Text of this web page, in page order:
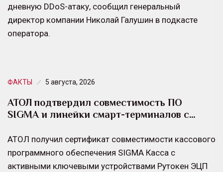
дневную DDoS-атаку, сообщил генеральный
директор компании Николай Галушин в подкасте
оператора.
ФАКТЫ 5 августа, 2026
АТОЛ подтвердил совместимость ПО
SIGMA и линейки смарт-терминалов с…
АТОЛ получил сертификат совместимости кассового
программного обеспечения SIGMA Касса с
активными ключевыми устройствами Рутокен ЭЦП